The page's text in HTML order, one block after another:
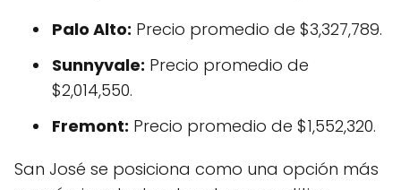
Palo Alto: Precio promedio de $3,327,789.
Sunnyvale: Precio promedio de
$2,014,550.
Fremont: Precio promedio de $1,552,320.
San José se posiciona como una opción más